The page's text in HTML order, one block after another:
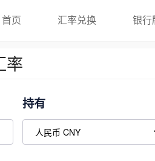
首页 汇率兑换 银行
率
持有